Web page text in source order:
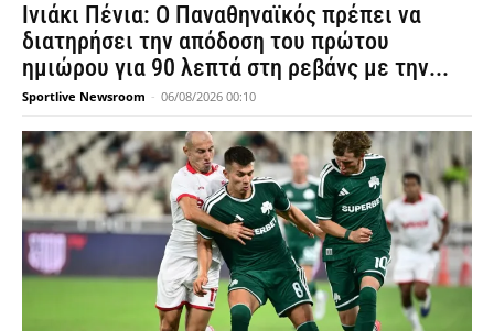
Ινιάκι Πένια: Ο Παναθηναϊκός πρέπει να
διατηρήσει την απόδοση του πρώτου
ημιώρου για 90 λεπτά στη ρεβάνς με την...
Sportlive Newsroom - 06/08/2026 00:10